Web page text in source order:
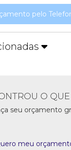
pelo
O
seu orçamento
meu